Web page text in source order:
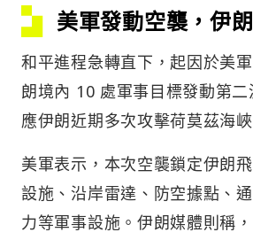
美軍發動空襲，伊
和平進程急轉直下，起因於美
朗境內 10 處軍事目標發動第
應伊朗近期多次攻擊荷莫茲海峽
美軍表示，本次空襲鎖定伊朗
設施、沿岸雷達、防空據點、
力等軍事設施。伊朗媒體則稱